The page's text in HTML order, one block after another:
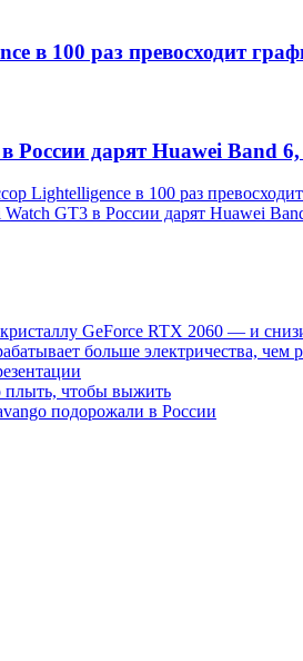
в 100 раз превосходит
России дарят Huawei Band
Lightelligence в 100 раз
GT3 в России дарят Huawei
GeForce RTX 2060 — и
больше электричества, чем
плыть, чтобы выжить
подорожали в России